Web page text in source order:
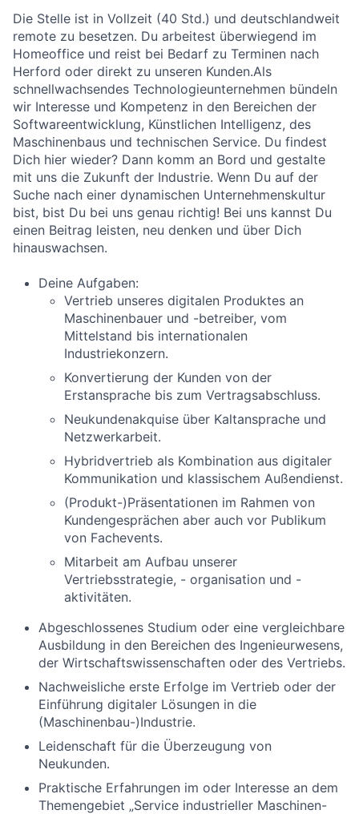
Die Stelle ist in Vollzeit (40 Std.) und deutschlandweit
remote zu besetzen. Du arbeitest überwiegend im
Homeoffice und reist bei Bedarf zu Terminen nach
Herford oder direkt zu unseren Kunden.Als
schnellwachsendes Technologieunternehmen bündeln
wir Interesse und Kompetenz in den Bereichen der
Softwareentwicklung, Künstlichen Intelligenz, des
Maschinenbaus und technischen Service. Du findest
Dich hier wieder? Dann komm an Bord und gestalte
mit uns die Zukunft der Industrie. Wenn Du auf der
Suche nach einer dynamischen Unternehmenskultur
bist, bist Du bei uns genau richtig! Bei uns kannst Du
einen Beitrag leisten, neu denken und über Dich
hinauswachsen.
Deine Aufgaben:
Vertrieb unseres digitalen Produktes an
Maschinenbauer und -betreiber, vom
Mittelstand bis internationalen
Industriekonzern.
Konvertierung der Kunden von der
Erstansprache bis zum Vertragsabschluss.
Neukundenakquise über Kaltansprache und
Netzwerkarbeit.
Hybridvertrieb als Kombination aus digitaler
Kommunikation und klassischem Außendienst.
(Produkt-)Präsentationen im Rahmen von
Kundengesprächen aber auch vor Publikum
von Fachevents.
Mitarbeit am Aufbau unserer
Vertriebsstrategie, - organisation und -
aktivitäten.
Abgeschlossenes Studium oder eine vergleichbare
Ausbildung in den Bereichen des Ingenieurwesens,
der Wirtschaftswissenschaften oder des Vertriebs.
Nachweisliche erste Erfolge im Vertrieb oder der
Einführung digitaler Lösungen in die
(Maschinenbau-)Industrie.
Leidenschaft für die Überzeugung von
Neukunden.
Praktische Erfahrungen im oder Interesse an dem
Themengebiet „Service industrieller Maschinen-